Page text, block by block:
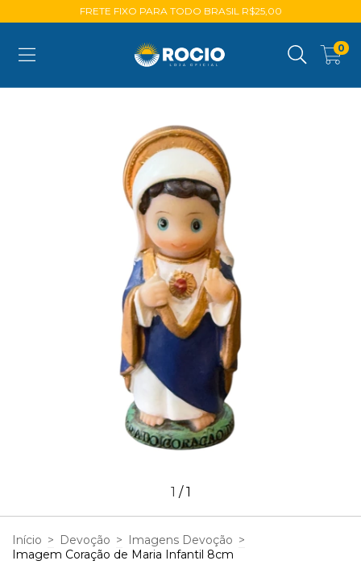
FRETE FIXO PARA TODO BRASIL R$25,00
0
1 /1
Início > Devoção > Imagens Devoção >
Imagem Coração de Maria Infantil 8cm